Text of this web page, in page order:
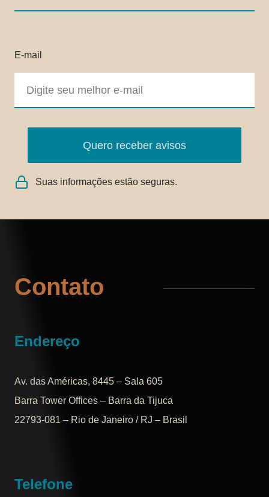
E-mail
Quero receber avisos
Suas informações estão seguras.
Contato
Endereço
Av. das Américas, 8445 – Sala 605
Barra Tower Offices – Barra da Tijuca
22793-081 – Rio de Janeiro / RJ – Brasil
Telefone